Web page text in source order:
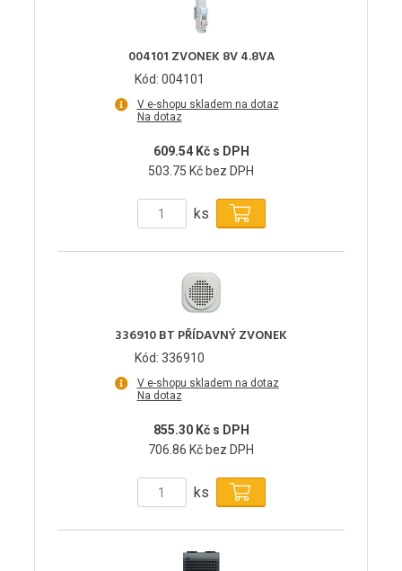
004101 ZVONEK 8V 4.8VA
Kód: 004101
V e-shopu skladem na dotaz
Na dotaz
609.54 Kč s DPH
503.75 Kč bez DPH
ks
336910 BT PŘÍDAVNÝ ZVONEK
Kód: 336910
V e-shopu skladem na dotaz
Na dotaz
855.30 Kč s DPH
706.86 Kč bez DPH
ks